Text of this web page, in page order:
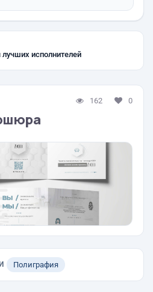
исполнителей
162 0
Полиграфия